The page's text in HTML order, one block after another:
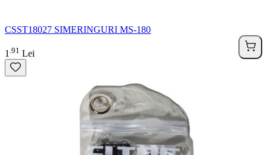
CSST18027 SIMERINGURI MS-180
1 91 Lei